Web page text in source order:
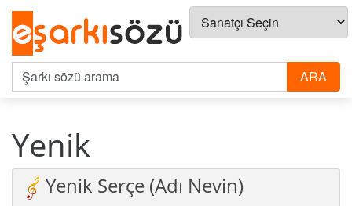
Yenik
Yenik Serçe (Adı Nevin)